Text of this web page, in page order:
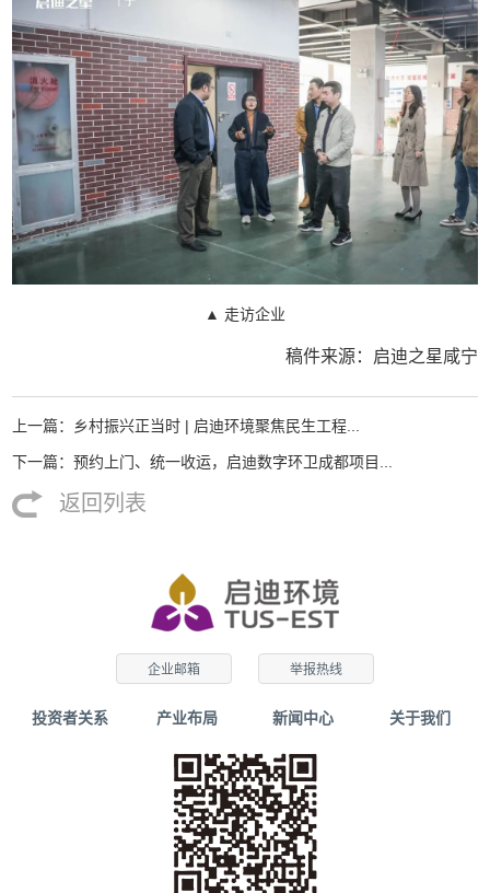
▲ 走访企业
稿件来源：启迪之星咸宁
上一篇：乡村振兴正当时 | 启迪环境聚焦民生工程...
下一篇：预约上门、统一收运，启迪数字环卫成都项目...
返回列表
企业邮箱 举报热线
投资者关系 产业布局 新闻中心 关于我们